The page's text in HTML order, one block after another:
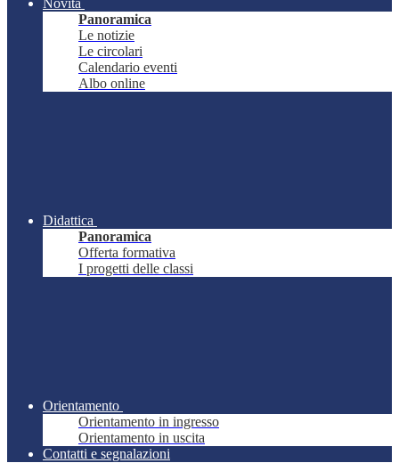
Novità
Panoramica
Le notizie
Le circolari
Calendario eventi
Albo online
Didattica
Panoramica
Offerta formativa
I progetti delle classi
Orientamento
Orientamento in ingresso
Orientamento in uscita
Contatti e segnalazioni